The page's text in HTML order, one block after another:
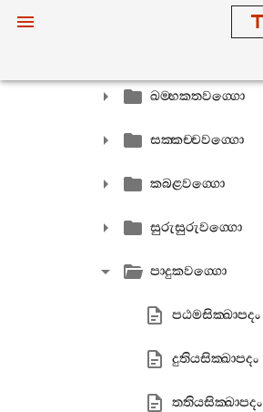
පරිමණ‍්ඩලවග‍්ගො
ඛම‍්භකතවග‍්ගො
සක‍්කච‍්චවග‍්ගො
කබළවග‍්ගො
සුරුසුරුවග‍්ගො
පාදුකවග‍්ගො
පඨමසික‍්ඛාපදං
දුතියසික‍්ඛාපදං
තතියසික‍්ඛාපදං